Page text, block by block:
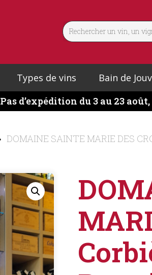
Types de vins Bain de
Pas d’expédition du 3 au 23
DOMAINE SAINTE MARIE DES